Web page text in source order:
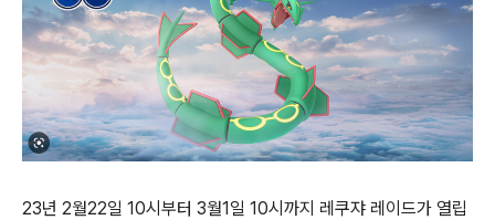
23년 2월22일 10시부터 3월1일 10시까지 레쿠쟈 레이드가 열립